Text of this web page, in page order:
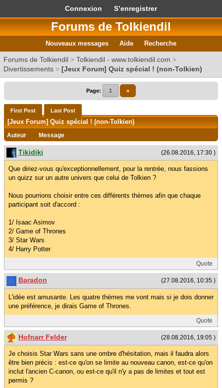
Connexion S’enregistrer
Forums de Tolkiendil
Nouveaux messages Aide Recherche
Forums de Tolkiendil > Tolkiendil - www.tolkiendil.com >
Divertissements > [Jeux Forum] Quiz spécial ! (non-Tolkien)
Page: 1 »
First Post Last Post
[Jeux Forum] Quiz spécial ! (non-Tolkien)
Auteur Message
(26.08.2016, 17:30 )
Tikidiki
Que diriez-vous qu'exceptionnellement, pour la rentrée, nous fassions
un quizz sur un autre univers que celui de Tolkien ?
Nous pourrions choisir entre ces différents thèmes afin que chaque
participant soit d'accord :
1/ Isaac Asimov
2/ Game of Thrones
3/ Star Wars
4/ Harry Potter
Quote
(27.08.2016, 10:35 )
Baradon
L'idée est amusante. Les quatre thèmes me vont mais si je dois donner
une préférence, je dirais Game of Thrones.
Quote
(28.08.2016, 19:05 )
Hofnarr Felder
Je choisis Star Wars sans une ombre d'hésitation, mais il faudra alors
être bien précis : est-ce qu'on se limite au nouveau canon, est-ce qu'on
inclut l'ancien C-canon, ou est-ce qu'il n'y a pas de limites et tout est
permis ?